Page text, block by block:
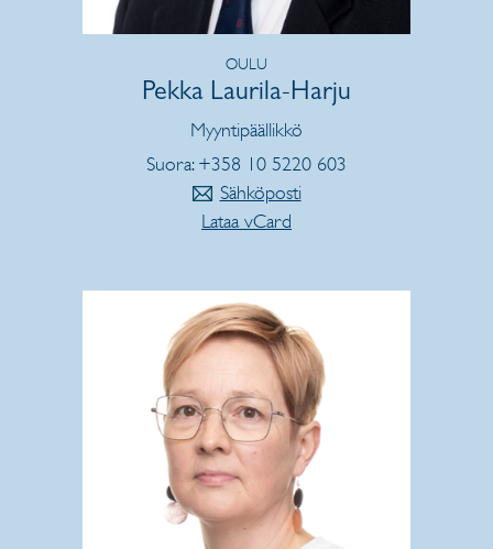
OULU
Pekka Laurila-Harju
Myyntipäällikkö
Suora: +358 10 5220 603
Sähköposti
Lataa vCard